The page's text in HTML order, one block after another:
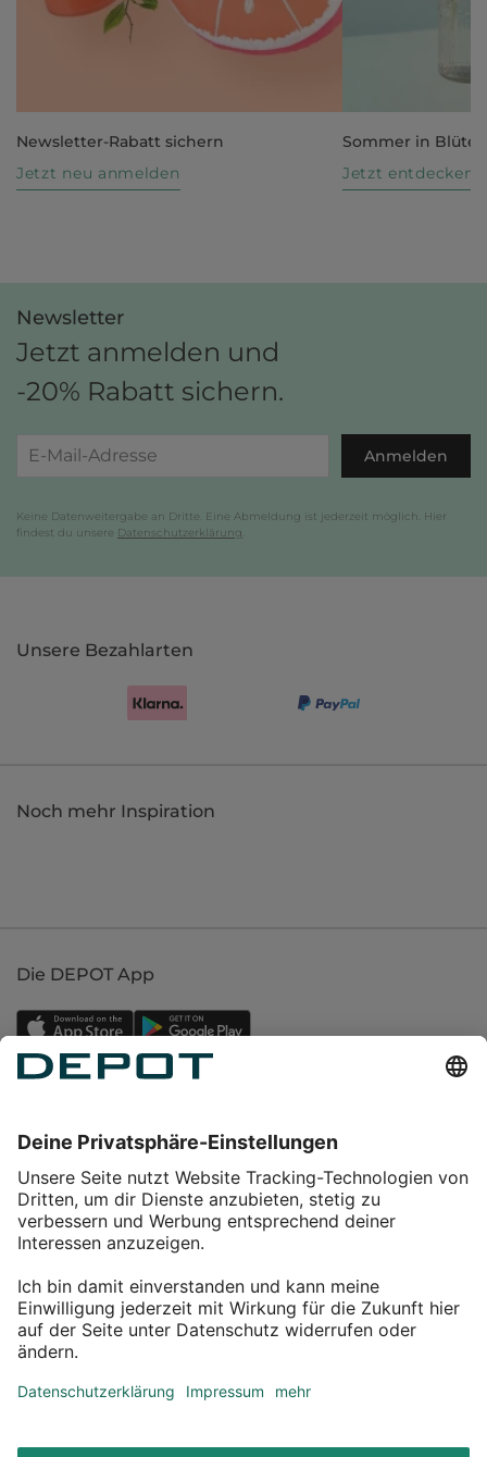
Newsletter-Rabatt sichern
Jetzt neu anmelden
Sommer in Blüte
Jetzt entdecken
Newsletter
Jetzt anmelden und
-20% Rabatt sichern.
Anmelden
Keine Datenweitergabe an Dritte. Eine Abmeldung ist jederzeit möglich. Hier
findest du unsere Datenschutzerklärung
Unsere Bezahlarten
Noch mehr Inspiration
Die DEPOT App
Service
Über DEPOT
Kontakt